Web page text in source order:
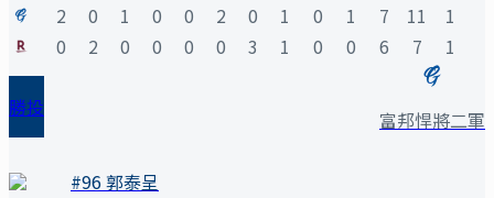
2
0 1 0 0 2 0 1 0 1 7 11
1
0
2 0 0 0 0 3 1 0 0 6 7 1
勝投 富邦悍將二軍
#96郭泰呈